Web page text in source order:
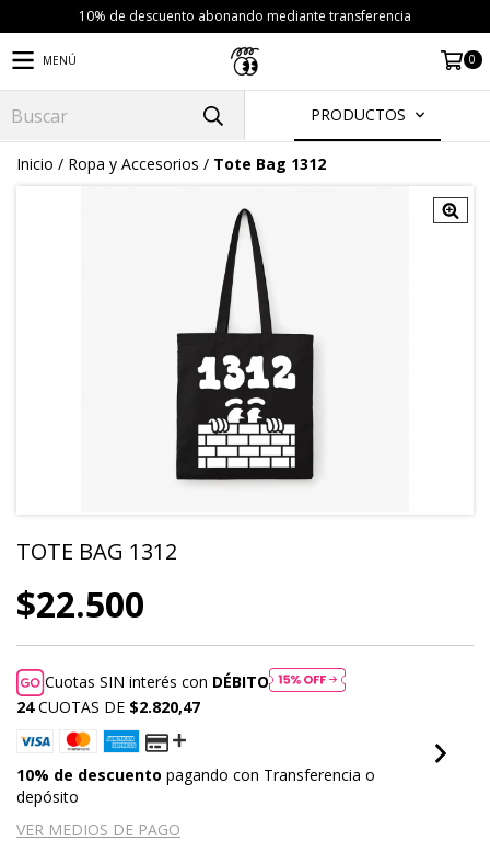
10% de descuento abonando mediante transferencia
MENÚ 0
PRODUCTOS
Inicio / Ropa y Accesorios / Tote Bag 1312
TOTE BAG 1312
$22.500
Cuotas SIN interés con DÉBITO
24 CUOTAS DE $2.820,47
10% de descuento pagando con Transferencia o
depósito
VER MEDIOS DE PAGO